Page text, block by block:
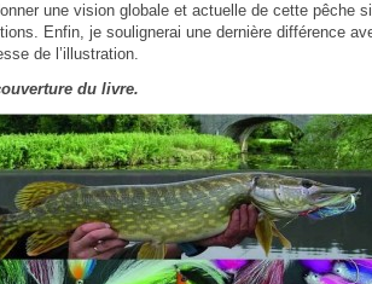
une vision globale et actuelle de cette pêche
Enfin, je soulignerai une dernière différence
de l’illustration.
du livre.